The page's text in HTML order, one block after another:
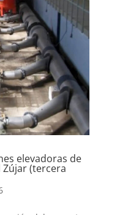
elevadoras de
Zújar (tercera